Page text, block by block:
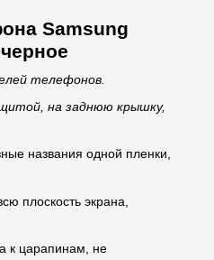
Samsung
телефонов.
на заднюю крышку,
названия одной пленки,
плоскость экрана,
к царапинам, не